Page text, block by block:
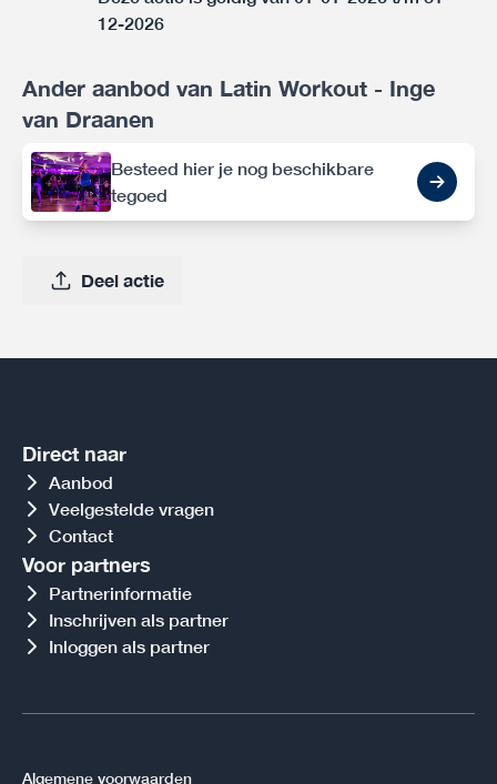
12-2026
Ander aanbod van Latin Workout - Inge
van Draanen
Besteed hier je nog beschikbare
tegoed
Deel actie
Direct naar
Aanbod
Veelgestelde vragen
Contact
Voor partners
Partnerinformatie
Inschrijven als partner
Inloggen als partner
Algemene voorwaarden